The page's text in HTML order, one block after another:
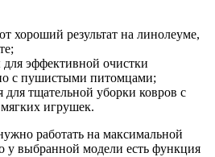
хороший результат на линолеуме,
эффективной очистки
с пушистыми питомцами;
для тщательной уборки ковров с
игрушек.
работать на максимальной
у выбранной модели есть функция